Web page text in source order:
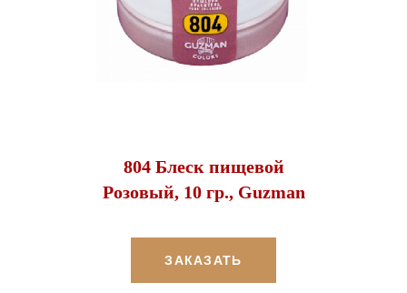
804 Блеск пищевой
Розовый, 10 гр., Guzman
ЗАКАЗАТЬ